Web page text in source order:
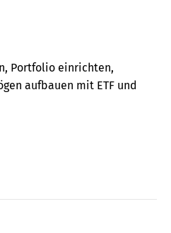
Portfolio einrichten,
aufbauen mit ETF und